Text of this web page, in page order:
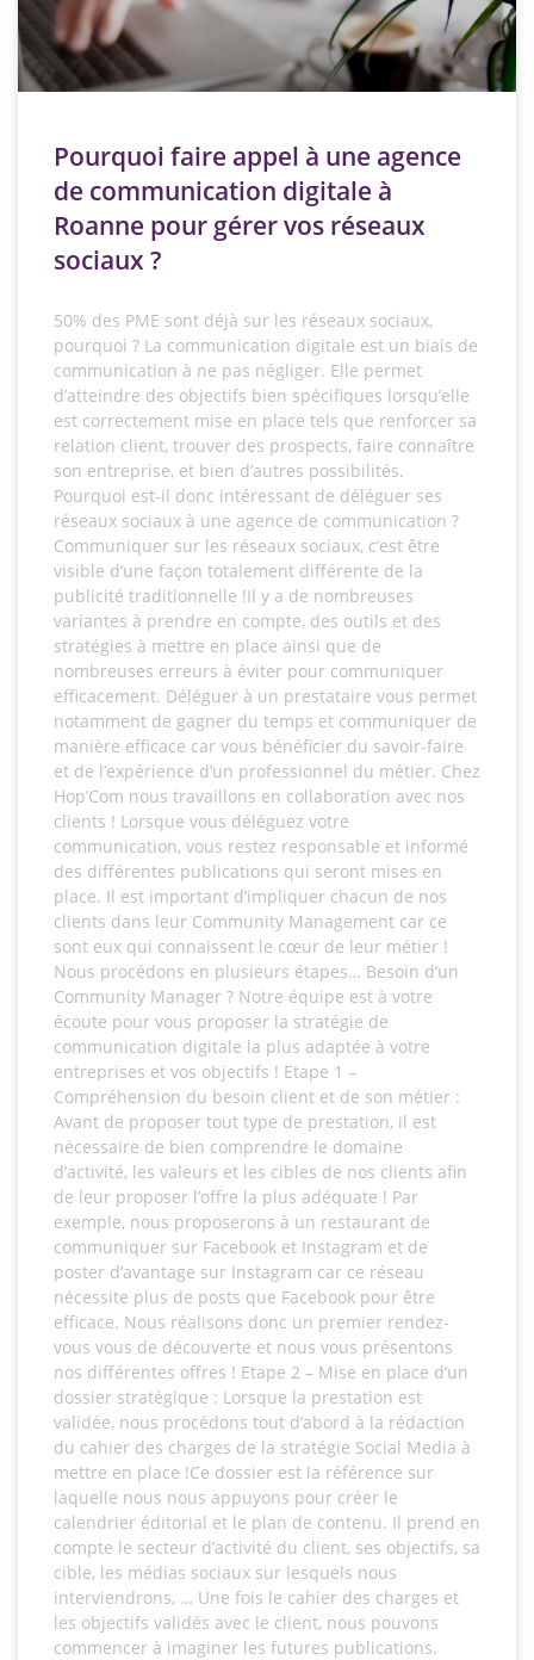
Pourquoi faire appel à une agence
de communication digitale à
Roanne pour gérer vos réseaux
sociaux ?
50% des PME sont déjà sur les réseaux sociaux,
pourquoi ? La communication digitale est un biais de
communication à ne pas négliger. Elle permet
d’atteindre des objectifs bien spécifiques lorsqu’elle
est correctement mise en place tels que renforcer sa
relation client, trouver des prospects, faire connaître
son entreprise, et bien d’autres possibilités.
Pourquoi est-il donc intéressant de déléguer ses
réseaux sociaux à une agence de communication ?
Communiquer sur les réseaux sociaux, c’est être
visible d’une façon totalement différente de la
publicité traditionnelle !Il y a de nombreuses
variantes à prendre en compte, des outils et des
stratégies à mettre en place ainsi que de
nombreuses erreurs à éviter pour communiquer
efficacement. Déléguer à un prestataire vous permet
notamment de gagner du temps et communiquer de
manière efficace car vous bénéficier du savoir-faire
et de l’expérience d’un professionnel du métier. Chez
Hop’Com nous travaillons en collaboration avec nos
clients ! Lorsque vous déléguez votre
communication, vous restez responsable et informé
des différentes publications qui seront mises en
place. Il est important d’impliquer chacun de nos
clients dans leur Community Management car ce
sont eux qui connaissent le cœur de leur métier !
Nous procédons en plusieurs étapes… Besoin d’un
Community Manager ? Notre équipe est à votre
écoute pour vous proposer la stratégie de
communication digitale la plus adaptée à votre
entreprises et vos objectifs ! Etape 1 –
Compréhension du besoin client et de son métier :
Avant de proposer tout type de prestation, il est
nécessaire de bien comprendre le domaine
d’activité, les valeurs et les cibles de nos clients afin
de leur proposer l’offre la plus adéquate ! Par
exemple, nous proposerons à un restaurant de
communiquer sur Facebook et Instagram et de
poster d’avantage sur Instagram car ce réseau
nécessite plus de posts que Facebook pour être
efficace. Nous réalisons donc un premier rendez-
vous vous de découverte et nous vous présentons
nos différentes offres ! Etape 2 – Mise en place d’un
dossier stratégique : Lorsque la prestation est
validée, nous procédons tout d’abord à la rédaction
du cahier des charges de la stratégie Social Media à
mettre en place !Ce dossier est la référence sur
laquelle nous nous appuyons pour créer le
calendrier éditorial et le plan de contenu. Il prend en
compte le secteur d’activité du client, ses objectifs, sa
cible, les médias sociaux sur lesquels nous
interviendrons, … Une fois le cahier des charges et
les objectifs validés avec le client, nous pouvons
commencer à imaginer les futures publications.